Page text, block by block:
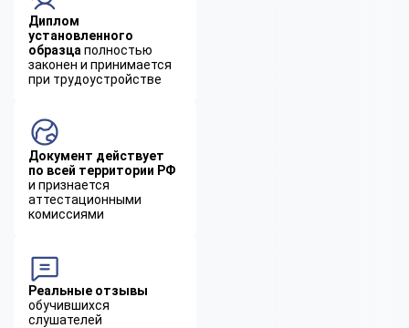
Диплом
установленного
образца полностью
законен и принимается
при трудоустройстве
Документ действует
по всей территории РФ
и признается
аттестационными
комиссиями
Реальные отзывы
обучившихся
слушателей